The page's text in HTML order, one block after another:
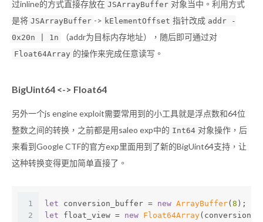
过inline的方式直接存放在 JSArrayBuffer 对象当中。利用方式
是将 JSArrayBuffer -> kElementOffset 指针改成 addr -
0x20n | 1n
（addr为目标内存地址），随后即可通过对
Float64Array 的操作来完成任意读写。
BigUint64 <-> Float64
另外一个js engine exploit需要常用到的小工具就是浮点数和64位
整数之间的转换，之前都是用saleo exp中的 Int64 对象操作，后
来看到Google CTF的官方exp里面用到了新的BigUint64支持，让
这种转换变得更加简单直接了。
1
2
let conversion_buffer = new ArrayBuffer( 8 );
let float_view = new Float64Array